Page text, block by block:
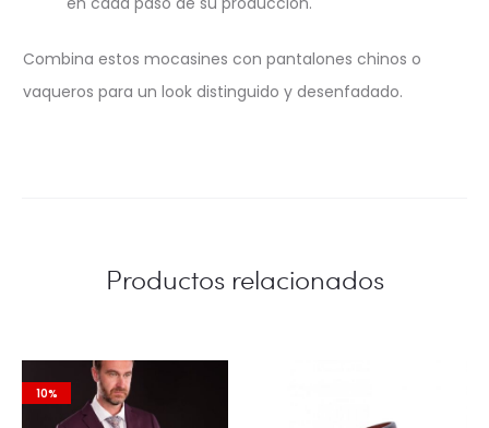
Combina estos mocasines con pantalones chinos o
vaqueros para un look distinguido y desenfadado.
Productos relacionados
10%